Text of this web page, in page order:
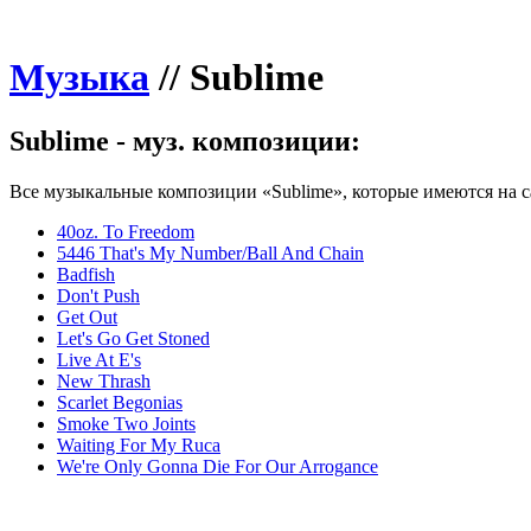
Музыка// Sublime
Sublime - муз. композиции:
Все музыкальные композиции «Sublime», которые имеются на
40oz. To Freedom
5446 That's My Number/Ball And Chain
Badfish
Don't Push
Get Out
Let's Go Get Stoned
Live At E's
New Thrash
Scarlet Begonias
Smoke Two Joints
Waiting For My Ruca
We're Only Gonna Die For Our Arrogance